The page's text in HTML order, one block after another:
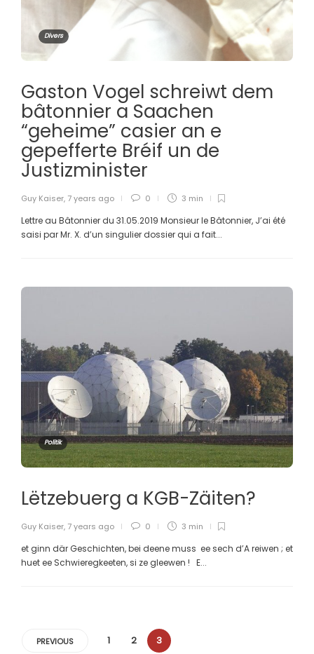
Divers
Gaston Vogel schreiwt dem
bâtonnier a Saachen
“geheime” casier an e
gepefferte Bréif un de
Justizminister
Guy Kaiser, 7 years ago 0 3 min
Lettre au Bâtonnier du 31.05.2019 Monsieur le Bâtonnier, J’ai été
saisi par Mr. X. d’un singulier dossier qui a fait...
Politik
Lëtzebuerg a KGB-Zäiten?
Guy Kaiser, 7 years ago 0 3 min
et ginn där Geschichten, bei deene muss ee sech d’A reiwen ; et
huet ee Schwieregkeeten, si ze gleewen ! E...
PREVIOUS 1 2 3